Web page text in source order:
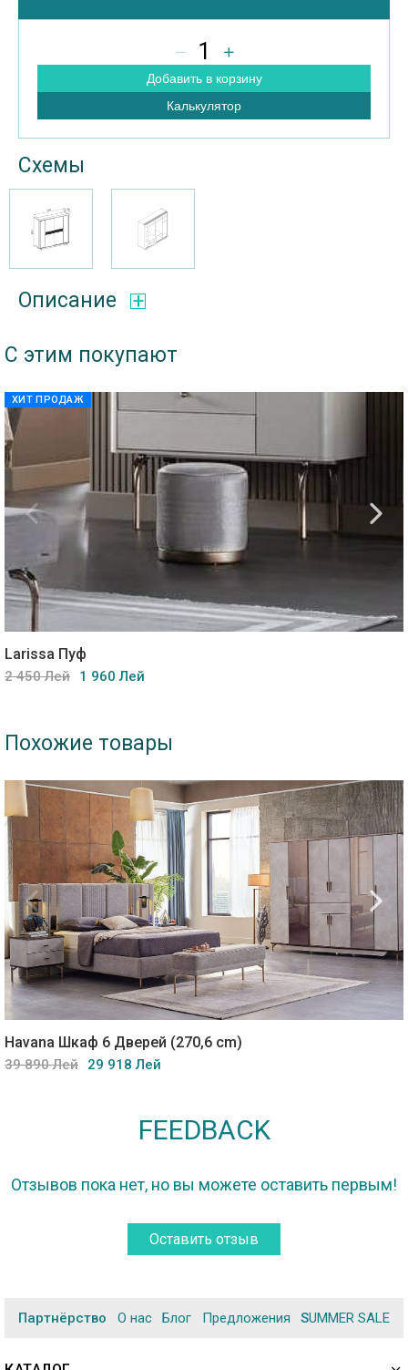
1
Добавить в корзину
Калькулятор
Схемы
Описание
С этим покупают
ХИТ ПРОДАЖ
Larissa Пуф
2 450 Лей 1 960 Лей
Похожие товары
Havana Шкаф 6 Дверей (270,6 cm)
39 890 Лей 29 918 Лей
FEEDBACK
Отзывов пока нет, но вы можете оставить первым!
Оставить отзыв
Партнёрство О нас Блог Предложения SUMMER SALE